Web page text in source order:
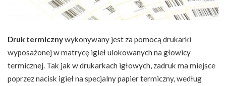
Druk termicznywykonywany jest za pomocą drukarki
wyposażonej w matrycę igieł ulokowanych na głowicy
termicznej. Tak jak w drukarkach igłowych, zadruk ma miejsce
poprzez nacisk igieł na specjalny papier termiczny, według